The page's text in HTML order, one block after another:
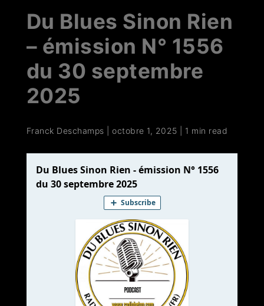
Du Blues Sinon Rien
– émission N° 1556
du 30 septembre
2025
Franck Deschamps |octobre 1, 2025 1 min read